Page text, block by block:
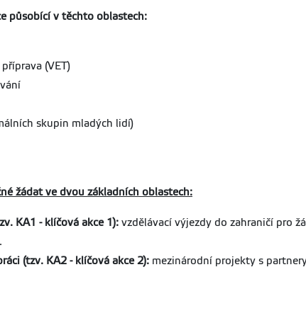
působící v těchto oblastech:
(VET)
skupin mladých lidí)
žádat ve dvou základních oblastech:
KA1 - klíčová akce 1): vzdělávací výjezdy do zahraničí pro
(tzv. KA2 - klíčová akce 2): mezinárodní projekty s